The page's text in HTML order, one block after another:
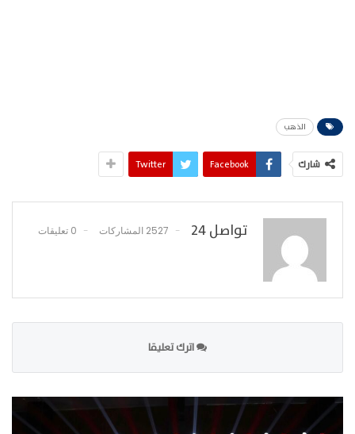
الذهب
شارك Facebook
Twitter
تواصل 24 2527 المشاركات 0 تعليقات
اترك تعليقا